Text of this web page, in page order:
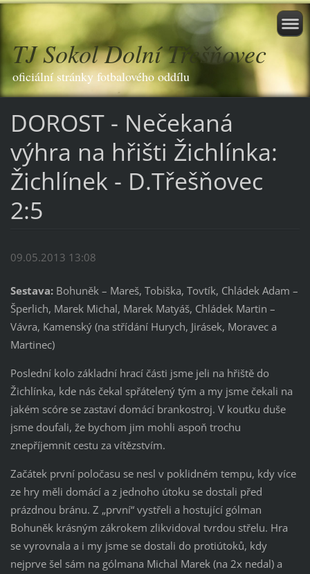
TJ Sokol Dolní Třešňovec
oficiální stránky fotbalového oddílu
DOROST - Nečekaná
výhra na hřišti Žichlínka:
Žichlínek - D.Třešňovec
2:5
09.05.2013 13:08
Sestava:Bohuněk – Mareš, Tobiška, Tovtík, Chládek Adam –
Šperlich, Marek Michal, Marek Matyáš, Chládek Martin –
Vávra, Kamenský (na střídání Hurych, Jirásek, Moravec a
Martinec)
Poslední kolo základní hrací části jsme jeli na hřiště do
Žichlínka, kde nás čekal spřátelený tým a my jsme čekali na
jakém scóre se zastaví domácí brankostroj. V koutku duše
jsme doufali, že bychom jim mohli aspoň trochu
znepříjemnit cestu za vítězstvím.
Začátek první poločasu se nesl v poklidném tempu, kdy více
ze hry měli domácí a z jednoho útoku se dostali před
prázdnou bránu. Z „první“ vystřeli a hostující gólman
Bohuněk krásným zákrokem zlikvidoval tvrdou střelu. Hra
se vyrovnala a i my jsme se dostali do protiútoků, kdy
nejprve šel sám na gólmana Michal Marek (na 2x nedal) a